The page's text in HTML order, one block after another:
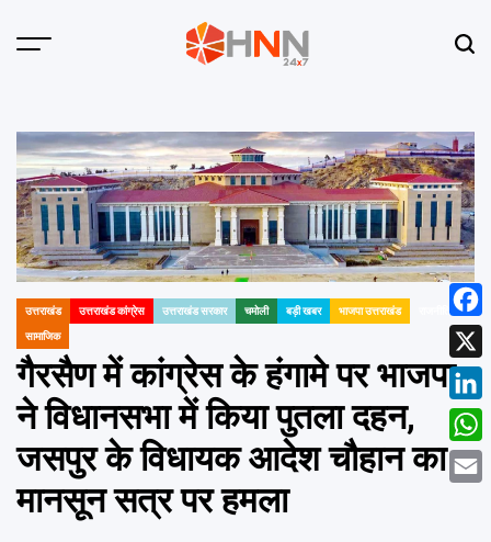
Menu
POSTED
उत्तराखंड उत्तराखंड कांग्रेस उत्तराखंड सरकार चमोली बड़ी खबर भाजपा उत्तराखंड राजनीति
सामाजिक
गैरसैण में कांग्रेस के हंगामे पर भाजपा
ने विधानसभा में किया पुतला दहन,
जसपुर के विधायक आदेश चौहान का
मानसून सत्र पर हमला
X